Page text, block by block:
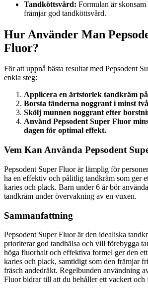
Tandköttsvård: Formulan är
främjar god tandköttsvård.
Hur Använder Man
Fluor?
För att uppnå bästa resultat med Pepsodent
enkla steg:
Applicera en ärtstorlek tandkräm
Borsta tänderna noggrant i minst
Skölj munnen noggrant efter
Använd Pepsodent Super Fluor
dagen för optimal effekt.
Vem Kan Använda Pepsodent
Pepsodent Super Fluor är lämplig för
ha en effektiv och pålitlig tandkräm som ger
karies och plack. Barn under 6 år bör
tandkräm under övervakning av en vuxen.
Sammanfattning
Pepsodent Super Fluor är den idealiska
prioriterar god tandhälsa och vill förebygga
höga fluorhalt och effektiva formel ger den
karies och plack, samtidigt som den främjar
fräsch andedräkt. Regelbunden användning
Fluor bidrar till att du behåller ett vackert och